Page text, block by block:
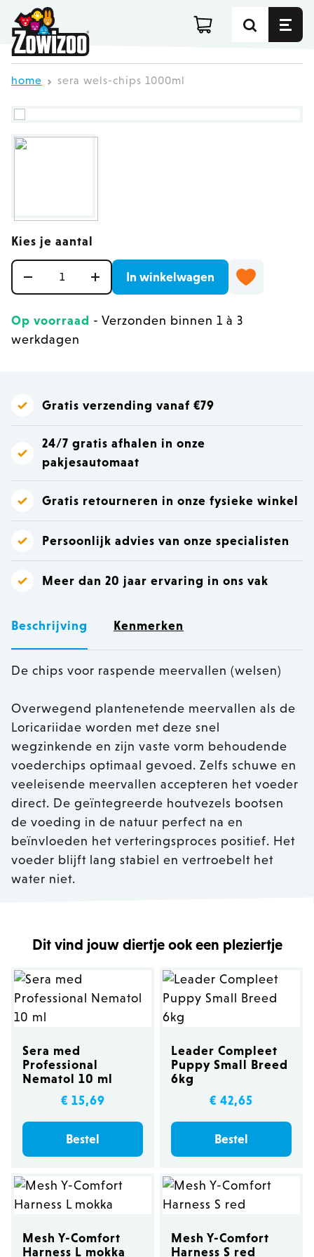
Ga direct door naar de inhoud
home sera wels-chips 1000ml
Kies je aantal
In winkelwagen
Op voorraad - Verzonden binnen 1 à 3
werkdagen
Gratis verzending vanaf €79
24/7 gratis afhalen in onze
pakjesautomaat
Gratis retourneren in onze fysieke winkel
Persoonlijk advies van onze specialisten
Meer dan 20 jaar ervaring in ons vak
Beschrijving Kenmerken
De chips voor raspende meervallen (welsen)
Overwegend plantenetende meervallen als de
Loricariidae worden met deze snel
wegzinkende en zijn vaste vorm behoudende
voederchips optimaal gevoed. Zelfs schuwe en
veeleisende meervallen accepteren het voeder
direct. De geïntegreerde houtvezels bootsen
de voeding in de natuur perfect na en
beïnvloeden het verteringsproces positief. Het
voeder blijft lang stabiel en vertroebelt het
water niet.
Dit vind jouw diertje ook een pleziertje
Sera med
Professional
Nematol 10 ml
€ 15,69
Bestel
Leader Compleet
Puppy Small Breed
6kg
€ 42,65
Bestel
Mesh Y-Comfort
Harness L mokka
Mesh Y-Comfort
Harness S red